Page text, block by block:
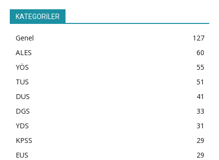
KATEGORİLER
Genel
127
ALES
60
YÖS
55
TUS
51
DUS
41
DGS
33
YDS
31
KPSS
29
EUS
29